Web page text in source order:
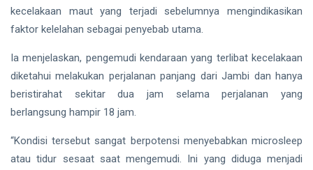
kecelakaan maut yang terjadi sebelumnya mengindikasikan
faktor kelelahan sebagai penyebab utama.
Ia menjelaskan, pengemudi kendaraan yang terlibat kecelakaan
diketahui melakukan perjalanan panjang dari Jambi dan hanya
beristirahat sekitar dua jam selama perjalanan yang
berlangsung hampir 18 jam.
“Kondisi tersebut sangat berpotensi menyebabkan microsleep
atau tidur sesaat saat mengemudi. Ini yang diduga menjadi